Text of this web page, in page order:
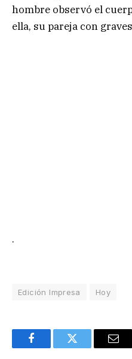
hombre observó el
ella, su pareja con
.
Edición Impresa Hoy
FacebookTwitter